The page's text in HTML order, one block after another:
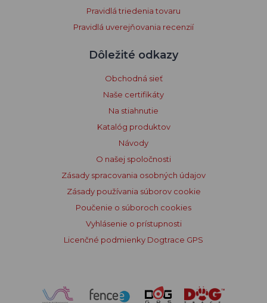
Pravidlá triedenia tovaru
Pravidlá uverejňovania recenzií
Dôležité odkazy
Obchodná sieť
Naše certifikáty
Na stiahnutie
Katalóg produktov
Návody
O našej spoločnosti
Zásady spracovania osobných údajov
Zásady používania súborov cookie
Poučenie o súboroch cookies
Vyhlásenie o prístupnosti
Licenčné podmienky Dogtrace GPS